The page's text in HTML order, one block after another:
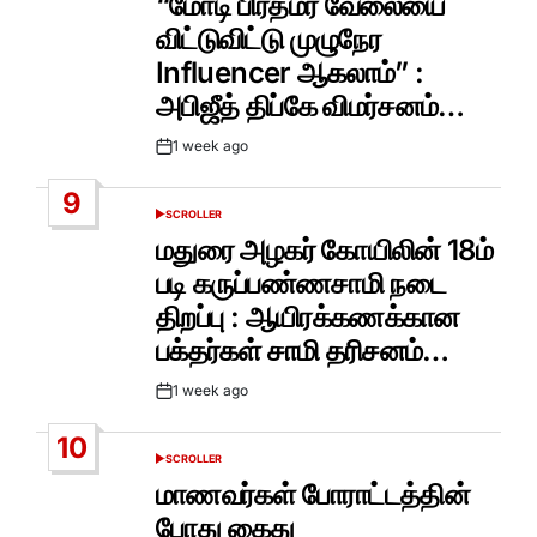
விட்டுவிட்டு முழுநேர
Influencer ஆகலாம்” :
அபிஜீத் திப்கே விமர்சனம்…
Post1 week ago
9
POSTED
SCROLLER
மதுரை அழகர் கோயிலின் 18ம்
படி கருப்பண்ணசாமி நடை
திறப்பு : ஆயிரக்கணக்கான
பக்தர்கள் சாமி தரிசனம்…
Post1 week ago
10
POSTED
SCROLLER
மாணவர்கள் போராட்டத்தின்
போது கைது